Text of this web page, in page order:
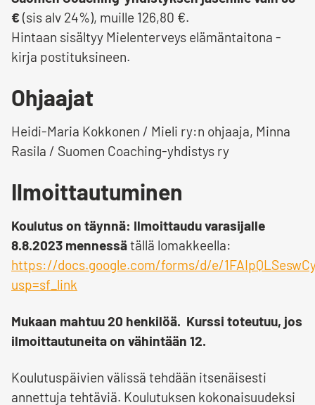
€(sis alv 24%), muille 126,80 €.
Hintaan sisältyy Mielenterveys elämäntaitona -
kirja postituksineen.
Ohjaajat
Heidi-Maria Kokkonen / Mieli ry:n ohjaaja, Minna
Rasila / Suomen Coaching-yhdistys ry
Ilmoittautuminen
Koulutus on täynnä: Ilmoittaudu varasijalle
8.8.2023 mennessätällä lomakkeella:
https://docs.google.com/forms/d/e/
usp=sf_link
Mukaan mahtuu 20 henkilöä. Kurssi toteutuu, jos
ilmoittautuneita on vähintään 12.
Koulutuspäivien välissä tehdään itsenäisesti
annettuja tehtäviä. Koulutuksen kokonaisuudeksi